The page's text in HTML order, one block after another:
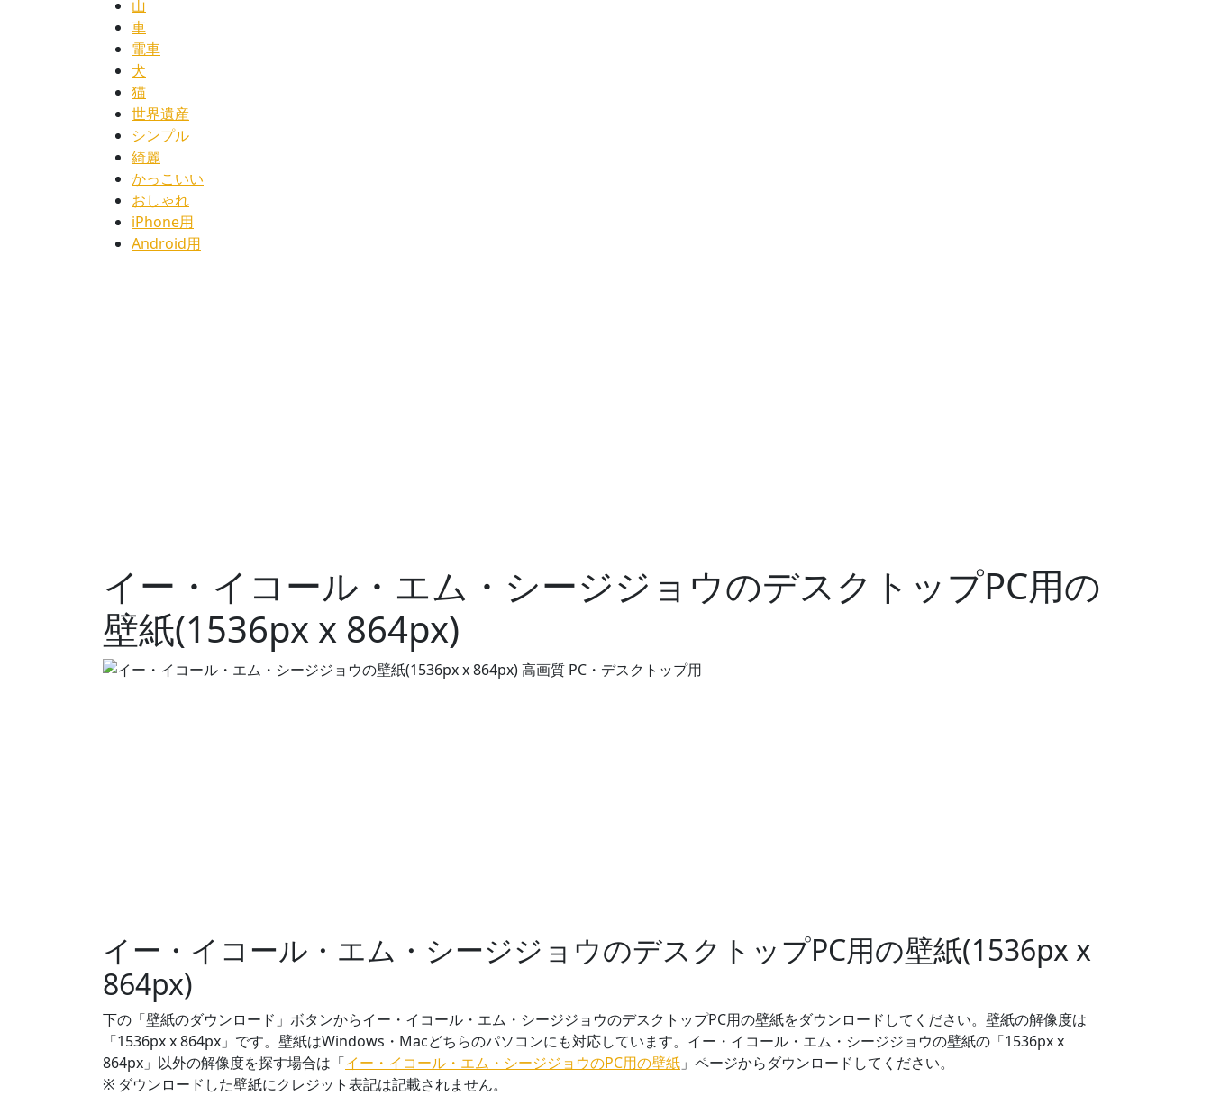
山
車
電車
犬
猫
世界遺産
シンプル
綺麗
かっこいい
おしゃれ
iPhone用
Android用
イー・イコール・エム・シージジョウのデスクトップPC用の
壁紙(1536px x 864px)
イー・イコール・エム・シージジョウのデスクトップPC用の壁紙(1536px x
864px)
下の「壁紙のダウンロード」ボタンからイー・イコール・エム・シージジョウのデスクトップPC用の壁紙をダウンロードしてください。壁紙の解像度は
「1536px x 864px」です。壁紙はWindows・Macどちらのパソコンにも対応しています。イー・イコール・エム・シージジョウの壁紙の「1536px x
864px」以外の解像度を探す場合は「イー・イコール・エム・シージジョウのPC用の壁紙」ページからダウンロードしてください。
※ ダウンロードした壁紙にクレジット表記は記載されません。